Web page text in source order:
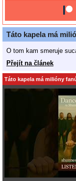
Táto kapela má
O tom kam smeruje
Přejít na článek
Táto kapela má milióny